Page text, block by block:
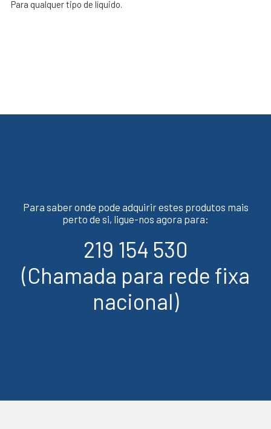
Para qualquer tipo de líquido.
Para saber onde pode adquirir estes produtos mais
perto de si, ligue-nos agora para:
219 154 530
(Chamada para rede fixa
nacional)